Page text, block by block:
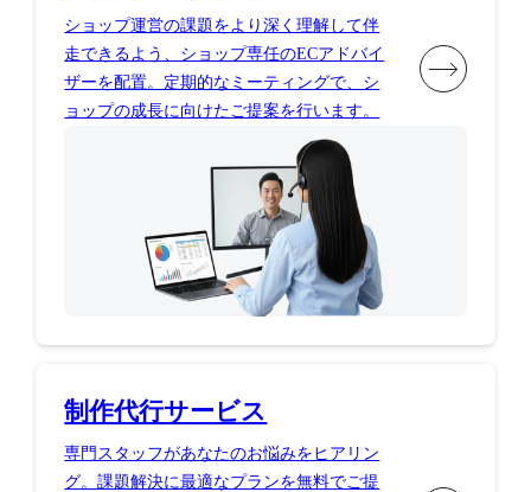
ショップ運営の課題をより深く理解して伴
走できるよう、ショップ専任のECアドバイ
ザーを配置。定期的なミーティングで、シ
ョップの成長に向けたご提案を行います。
制作代行サービス
専門スタッフがあなたのお悩みをヒアリン
グ。課題解決に最適なプランを無料でご提